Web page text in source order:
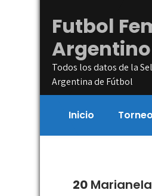
Futbol
Argentino
Todos los datos de la
Argentina de Fútbol
Inicio
20